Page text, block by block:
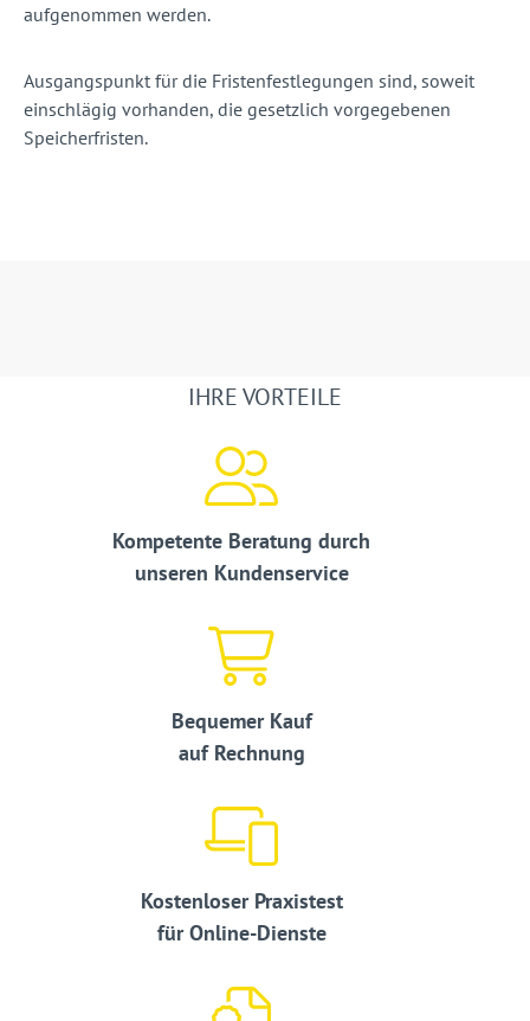
aufgenommen werden.
Ausgangspunkt für die Fristenfestlegungen sind, soweit
einschlägig vorhanden, die gesetzlich vorgegebenen
Speicherfristen.
IHRE VORTEILE
Kompetente Beratung durch
unseren Kundenservice
Bequemer Kauf
auf Rechnung
Kostenloser Praxistest
für Online-Dienste